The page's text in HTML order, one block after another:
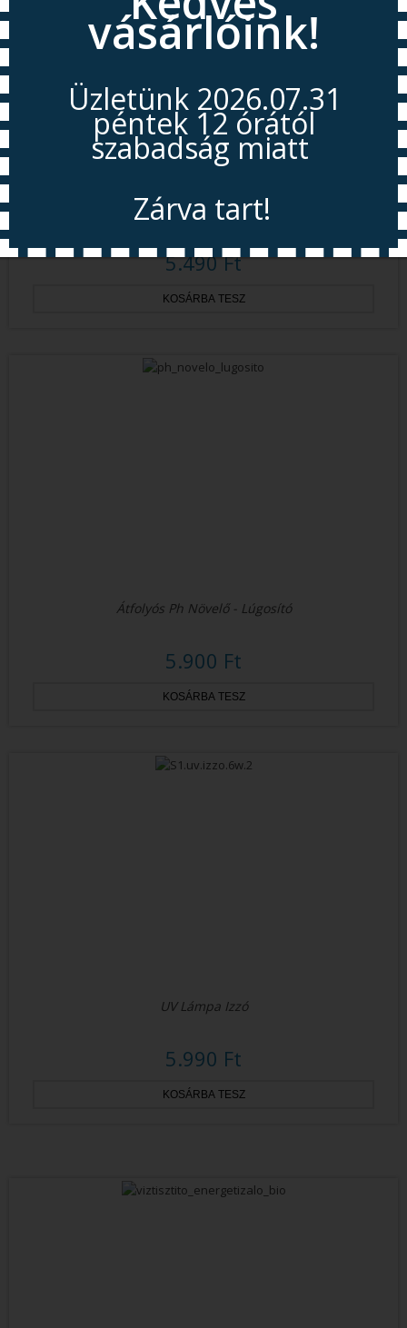
Szűrőház Átlátszó, Dupla O Gyűrűs, 10 Coll, 1/4
5.490 Ft
Átfolyós Ph Növelő - Lúgosító
5.900 Ft
UV Lámpa Izzó
5.990 Ft
vásárlóink!
Üzletünk 2026.07.31
péntek 12 órától
szabadság miatt
Zárva tart!
Nyitás 2026.08.11